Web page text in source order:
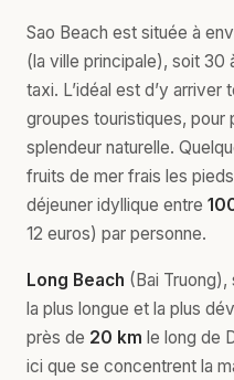
Sao Beach est située à
(la ville principale), soit 30
taxi. L’idéal est d’y arriver
groupes touristiques, pour
splendeur naturelle.
fruits de mer frais les
déjeuner idyllique entre
12 euros) par personne.
Long Beach (Bai
la plus longue et la plus
près de 20 km le long de
ici que se concentrent la